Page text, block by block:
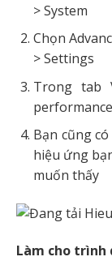
> System
Chọn
> Settings
Trong tab
Bạn cũng
hiệu ứng
muốn thấy
Làm cho trình